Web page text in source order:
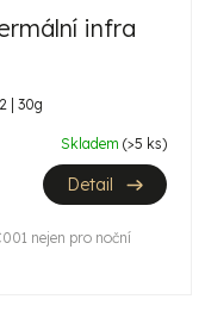
M
A
infra
| 30g
Skladem (>5 ks)
Detail
nejen pro noční